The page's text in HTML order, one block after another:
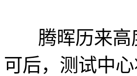
腾晖历来
可后，测试中